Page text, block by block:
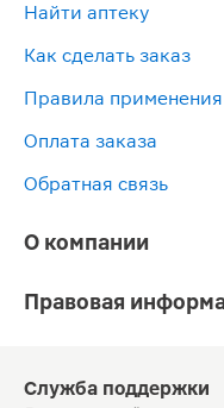
Найти аптеку
Как сделать заказ
Правила
Оплата заказа
Обратная связь
О компании
Правовая
Служба поддержки